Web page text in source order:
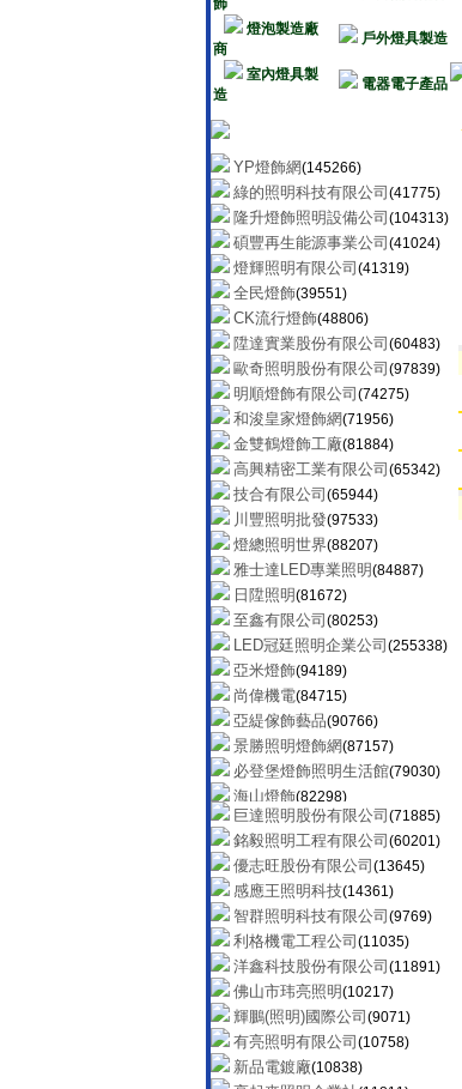
飾
燈泡製造廠
商
戶外燈具製造
室內燈具製
造
電器電子產品
YP燈飾網(145266)
綠的照明科技有限公司 (41775)
隆升燈飾照明設備公司 (104313)
碩豐再生能源事業公司 (41024)
燈輝照明有限公司 (41319)
全民燈飾(39551)
CK流行燈飾(48806)
陞達實業股份有限公司 (60483)
歐奇照明股份有限公司 (97839)
明順燈飾有限公司 (74275)
和浚皇家燈飾網(71956)
金雙鶴燈飾工廠(81884)
高興精密工業有限公司 (65342)
技合有限公司 (65944)
川豐照明批發(97533)
燈總照明世界(88207)
雅士達LED專業照明(84887)
日陞照明(81672)
至鑫有限公司 (80253)
LED冠廷照明企業公司 (255338)
亞米燈飾(94189)
尚偉機電(84715)
亞緹傢飾藝品(90766)
景勝照明燈飾網(87157)
必登堡燈飾照明生活館(79030)
海山燈飾(82298)
億昇照明有限公司(90637)
YP燈飾網(145266)
綠的照明科技有限公司(41775)
隆升燈飾照明設備公司(104313)
碩豐再生能源事業公司(41024)
燈輝照明有限公司(41319)
全民燈飾(39551)
CK流行燈飾(48806)
陞達實業股份有限公司(60483)
歐奇照明股份有限公司(97839)
明順燈飾有限公司(74275)
巨達照明股份有限公司 (71885)
銘毅照明工程有限公司 (60201)
優志旺股份有限公司 (13645)
感應王照明科技(14361)
智群照明科技有限公司 (9769)
利格機電工程公司 (11035)
洋鑫科技股份有限公司 (11891)
佛山市玮亮照明(10217)
輝鵬(照明)國際公司 (9071)
有亮照明有限公司 (10758)
新品電鍍廠(10838)